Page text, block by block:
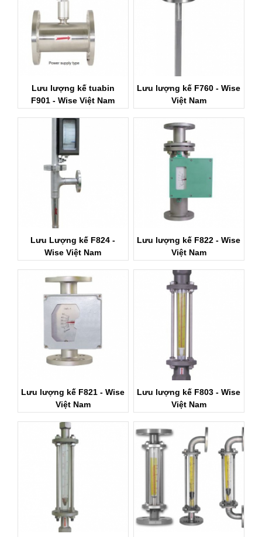
Lưu lượng kế tuabin
F901 - Wise Việt Nam
Lưu lượng kế F760 - Wise
Việt Nam
Lưu Lượng kế F824 -
Wise Việt Nam
Lưu lượng kế F822 - Wise
Việt Nam
Lưu lượng kế F821 - Wise
Việt Nam
Lưu lượng kế F803 - Wise
Việt Nam